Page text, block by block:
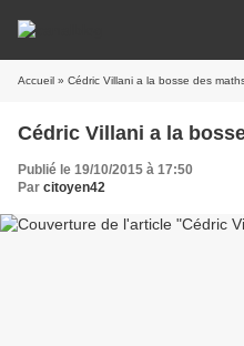
Accueil » Cédric Villani a la bosse des
Cédric Villani a la
Publié le 19/10/2015 à 17:50
Par citoyen42